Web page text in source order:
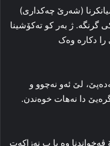
(شەرێ چەكداری)
گرنگه‌. ژ به‌ر کو ته‌کۆشینا
دکاره‌ وه‌ک
لێ ئه‌و نه‌چوو و
دا‌ نه‌هات خوه‌ندن.
ڤه‌خواندنا وه‌ یا ب نه‌زاکه‌ت